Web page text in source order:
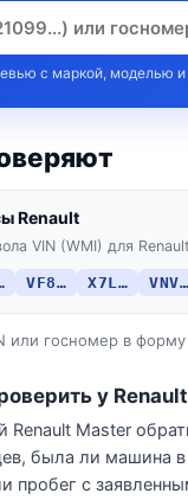
с маркой, моделью
Renault
VIN (WMI) для
VF8… X7L… VNV…
или госномер в
у
Renault Master
была ли машина
пробег с